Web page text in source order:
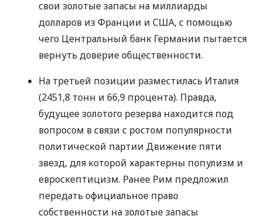
свои золотые запасы на миллиарды
долларов из Франции и США, с помощью
чего Центральный банк Германии пытается
вернуть доверие общественности.
На третьей позиции разместилась Италия
(2451,8 тонн и 66,9 процента). Правда,
будущее золотого резерва находится под
вопросом в связи с ростом популярности
политической партии Движение пяти
звезд, для которой характерны популизм и
евроскептицизм. Ранее Рим предложил
передать официальное право
собственности на золотые запасы